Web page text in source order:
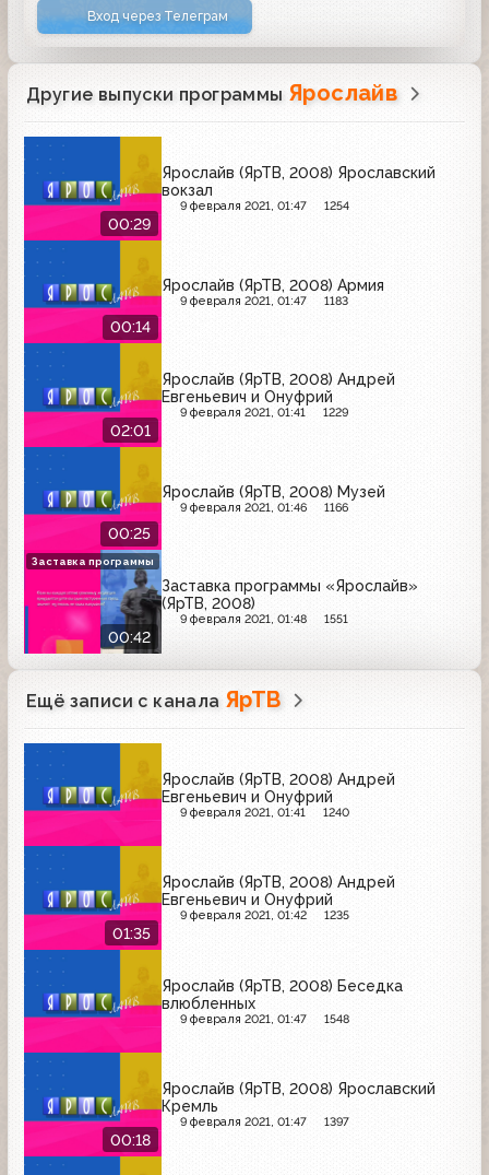
Вход через Телеграм
Другие выпуски программы Ярослайв
00:29
Ярослайв (ЯрТВ, 2008) Ярославский
вокзал
9 февраля 2021, 01:47 1254
00:14
Ярослайв (ЯрТВ, 2008) Армия
9 февраля 2021, 01:47 1183
02:01
Ярослайв (ЯрТВ, 2008) Андрей
Евгеньевич и Онуфрий
9 февраля 2021, 01:41 1229
00:25
Ярослайв (ЯрТВ, 2008) Музей
9 февраля 2021, 01:46 1166
00:42
Заставка программы «Ярослайв»
(ЯрТВ, 2008)
9 февраля 2021, 01:48 1551
Заставка программы
Ещё записи с канала ЯрТВ
Ярослайв (ЯрТВ, 2008) Андрей
Евгеньевич и Онуфрий
9 февраля 2021, 01:41 1240
01:35
Ярослайв (ЯрТВ, 2008) Андрей
Евгеньевич и Онуфрий
9 февраля 2021, 01:42 1235
Ярослайв (ЯрТВ, 2008) Беседка
влюбленных
9 февраля 2021, 01:47 1548
00:18
Ярослайв (ЯрТВ, 2008) Ярославский
Кремль
9 февраля 2021, 01:47 1397